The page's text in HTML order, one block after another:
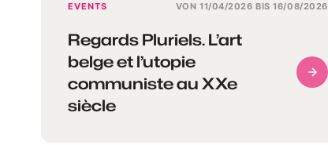
EVENTS VON 11/04/2026 BIS 16/08/2026
Regards Pluriels. L’art
belge et l’utopie
communiste au XXe
siècle